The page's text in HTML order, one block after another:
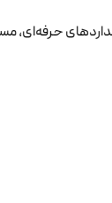
حرفه‌ای،